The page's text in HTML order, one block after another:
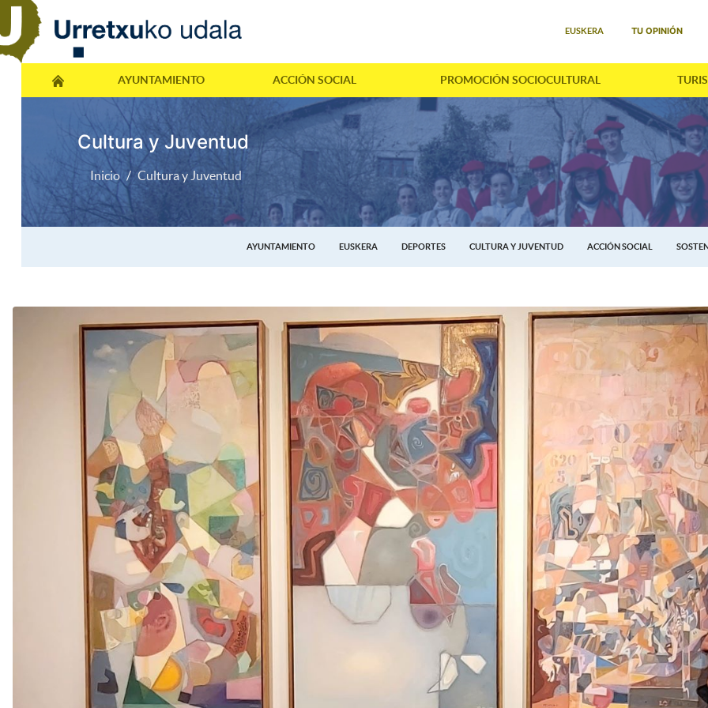
EUSKERA TU OPINIÓN
AYUNTAMIENTO ACCIÓN SOCIAL PROMOCIÓN SOCIOCULTURAL
Cultura y Juventud
Inicio Cultura y Juventud
AYUNTAMIENTO EUSKERA DEPORTES CULTURA Y JUVENTUD ACCIÓN SOCIAL